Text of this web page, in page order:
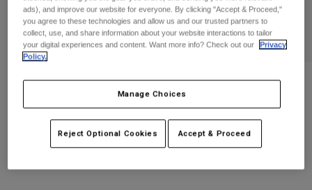
Handskar
Skydd
Goggles
Strumpor
Tillbehör
Goggles
Väskor & tillbehör
Spare parts
T-Shirts & Tops
Hoodies och pullovers
Jackor
Visa alla
Youth
Moto
Hjälmar
Botas
Youth Proframe matt svart hjälm
Produktnummer33846-255-OS
3.349 kr
ads), and improve our website for everyone. By clicking "Accept & Proceed,"
you agree to these technologies and allow us and our trusted partners to
collect, use, and share information about your website interactions to tailor
your digital experiences and content. Want more info? Check out our
Privacy
Policy.
Manage Choices
Reject Optional Cookies Accept & Proceed